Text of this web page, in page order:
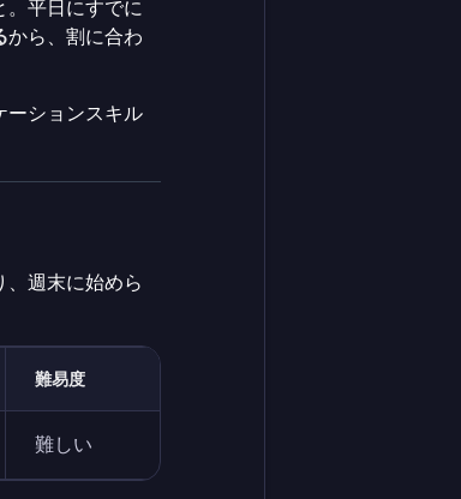
平日にすでに
から、割に合わ
ーションスキル
、週末に始めら
難易度
難しい